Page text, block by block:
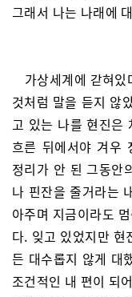
그래서 나는 나래에
가상세계에 갇혀
것처럼 말을 듣지 않
고 있는 나를 현진은
흐른 뒤에서야 겨우
정리가 안 된 그동안
나 핀잔을 줄거라는
아주며 지금이라도
다. 잊고 있었지만 현
든 대수롭지 않게 대
조건적인 내 편이 되